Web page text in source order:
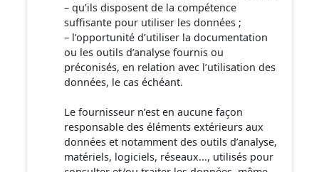
– qu’ils disposent de la compétence
suffisante pour utiliser les données ;
– l’opportunité d’utiliser la documentation
ou les outils d’analyse fournis ou
préconisés, en relation avec l’utilisation des
données, le cas échéant.
Le fournisseur n’est en aucune façon
responsable des éléments extérieurs aux
données et notamment des outils d’analyse,
matériels, logiciels, réseaux..., utilisés pour